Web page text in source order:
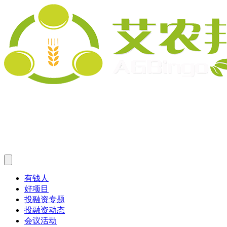
有钱人
好项目
投融资专题
投融资动态
会议活动